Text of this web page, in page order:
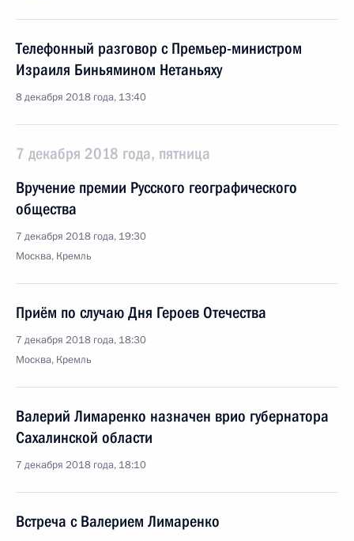
Телефонный разговор с Премьер-министром
Израиля Биньямином Нетаньяху
8 декабря 2018 года, 13:40
7 декабря 2018 года, пятница
Вручение премии Русского географического
общества
7 декабря 2018 года, 19:30
Москва, Кремль
Приём по случаю Дня Героев Отечества
7 декабря 2018 года, 18:30
Москва, Кремль
Валерий Лимаренко назначен врио губернатора
Сахалинской области
7 декабря 2018 года, 18:10
Встреча с Валерием Лимаренко